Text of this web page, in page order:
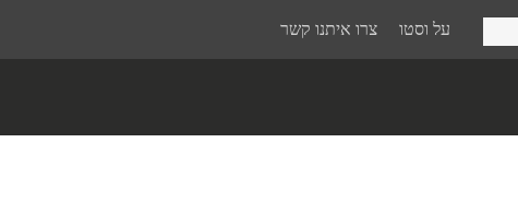
על וסטו צרו איתנו קשר